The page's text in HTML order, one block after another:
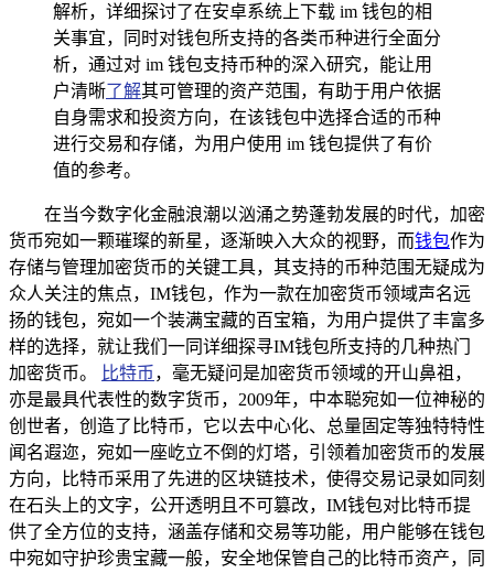
解析，详细探讨了在安卓系统上下载 im 钱包的相
关事宜，同时对钱包所支持的各类币种进行全面分
析，通过对 im 钱包支持币种的深入研究，能让用
户清晰了解其可管理的资产范围，有助于用户依据
自身需求和投资方向，在该钱包中选择合适的币种
进行交易和存储，为用户使用 im 钱包提供了有价
值的参考。
在当今数字化金融浪潮以汹涌之势蓬勃发展的时代，加密
货币宛如一颗璀璨的新星，逐渐映入大众的视野，而钱包作为
存储与管理加密货币的关键工具，其支持的币种范围无疑成为
众人关注的焦点，IM钱包，作为一款在加密货币领域声名远
扬的钱包，宛如一个装满宝藏的百宝箱，为用户提供了丰富多
样的选择，就让我们一同详细探寻IM钱包所支持的几种热门
加密货币。
比特币 ，毫无疑问是加密货币领域的开山鼻祖，
亦是最具代表性的数字货币，2009年，中本聪宛如一位神秘的
创世者，创造了比特币，它以去中心化、总量固定等独特特性
闻名遐迩，宛如一座屹立不倒的灯塔，引领着加密货币的发展
方向，比特币采用了先进的区块链技术，使得交易记录如同刻
在石头上的文字，公开透明且不可篡改，IM钱包对比特币提
供了全方位的支持，涵盖存储和交易等功能，用户能够在钱包
中宛如守护珍贵宝藏一般，安全地保管自己的比特币资产，同